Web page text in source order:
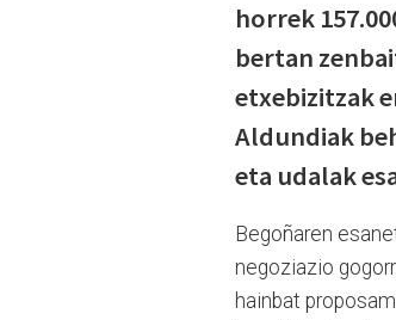
horrek
bertan
etxebizitzak
Aldundiak
eta udalak
Begoñaren
negoziazio
hainbat